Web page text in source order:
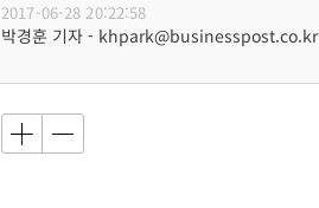
2017-06-28 20:22:58
박경훈 기자 - khpark@businesspost.co.kr